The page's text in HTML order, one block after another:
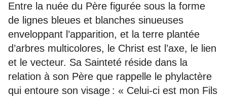
Entre la nuée du Père figurée sous la forme
de lignes bleues et blanches sinueuses
enveloppant l’apparition, et la terre plantée
d’arbres multicolores, le Christ est l’axe, le lien
et le vecteur. Sa Sainteté réside dans la
relation à son Père que rappelle le phylactère
qui entoure son visage : « Celui-ci est mon Fils